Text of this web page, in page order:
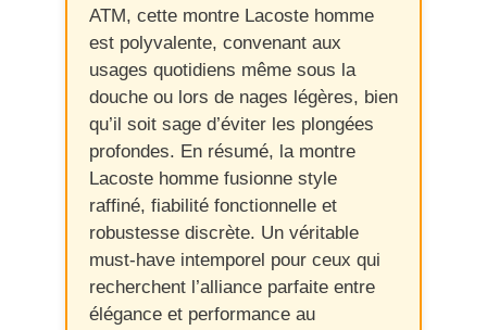
ATM, cette montre Lacoste homme
est polyvalente, convenant aux
usages quotidiens même sous la
douche ou lors de nages légères, bien
qu’il soit sage d’éviter les plongées
profondes. En résumé, la montre
Lacoste homme fusionne style
raffiné, fiabilité fonctionnelle et
robustesse discrète. Un véritable
must-have intemporel pour ceux qui
recherchent l’alliance parfaite entre
élégance et performance au